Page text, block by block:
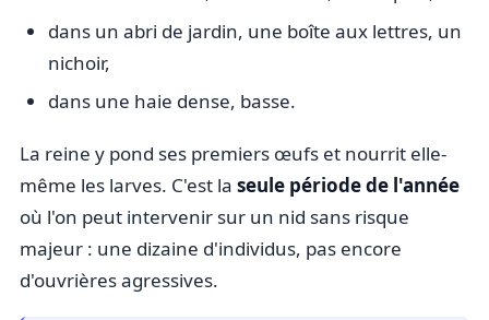
dans un abri de jardin, une boîte aux lettres, un
nichoir,
dans une haie dense, basse.
La reine y pond ses premiers œufs et nourrit elle-
même les larves. C'est laseule période de l'année
où l'on peut intervenir sur un nid sans risque
majeur : une dizaine d'individus, pas encore
d'ouvrières agressives.